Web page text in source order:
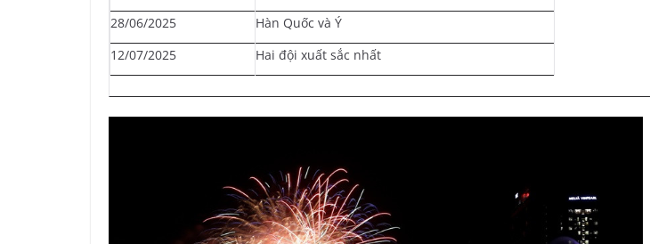
28/06/2025
Hàn Quốc và Ý
12/07/2025
Hai đội xuất sắc nhất